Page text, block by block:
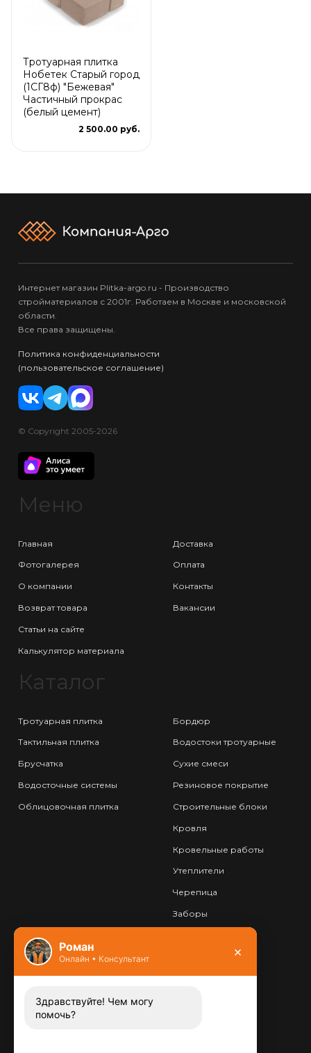
Тротуарная плитка
Нобетек Старый город
(1СГ8ф) "Бежевая"
Частичный прокрас
(белый цемент)
2 500.00 руб.
Интернет магазин Plitka-argo.ru - Производство
стройматериалов с 2001г. Работаем в Москве и московской
области.
Все права защищены.
Политика конфиденциальности
(пользовательское соглашение)
© Copyright 2005-2026
Меню
Главная
Фотогалерея
О компании
Возврат товара
Статьи на сайте
Калькулятор материала
Доставка
Оплата
Контакты
Вакансии
Каталог
Тротуарная плитка
Тактильная плитка
Брусчатка
Водосточные системы
Облицовочная плитка
Бордюр
Водостоки тротуарные
Сухие смеси
Резиновое покрытие
Строительные блоки
Кровля
Кровельные работы
Утеплители
Черепица
Заборы
Контакты
Заказать звонок
Роман
Онлайн • Консультант ×
Здравствуйте! Чем могу
помочь?